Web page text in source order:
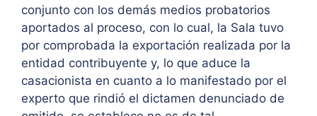
conjunto con los demás medios probatorios
aportados al proceso, con lo cual, la Sala tuvo
por comprobada la exportación realizada por la
entidad contribuyente y, lo que aduce la
casacionista en cuanto a lo manifestado por el
experto que rindió el dictamen denunciado de